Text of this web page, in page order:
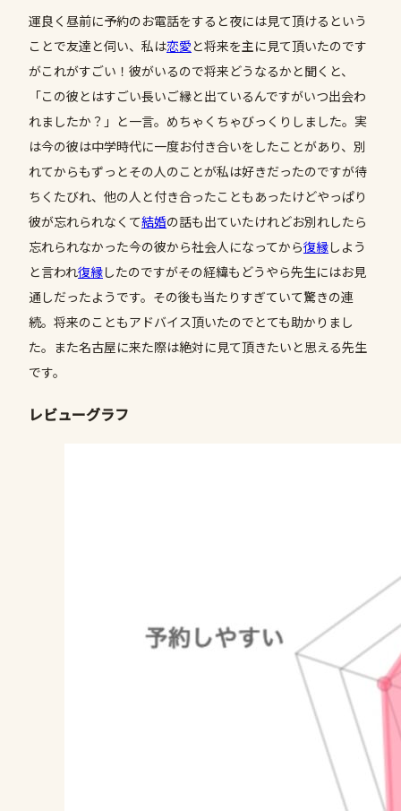
運良く昼前に予約のお電話をすると夜には見て頂けるという
ことで友達と伺い、私は恋愛と将来を主に見て頂いたのです
がこれがすごい！彼がいるので将来どうなるかと聞くと、
「この彼とはすごい長いご縁と出ているんですがいつ出会わ
れましたか？」と一言。めちゃくちゃびっくりしました。実
は今の彼は中学時代に一度お付き合いをしたことがあり、別
れてからもずっとその人のことが私は好きだったのですが待
ちくたびれ、他の人と付き合ったこともあったけどやっぱり
彼が忘れられなくて結婚の話も出ていたけれどお別れしたら
忘れられなかった今の彼から社会人になってから復縁しよう
と言われ復縁したのですがその経緯もどうやら先生にはお見
通しだったようです。その後も当たりすぎていて驚きの連
続。将来のこともアドバイス頂いたのでとても助かりまし
た。また名古屋に来た際は絶対に見て頂きたいと思える先生
です。
レビューグラフ